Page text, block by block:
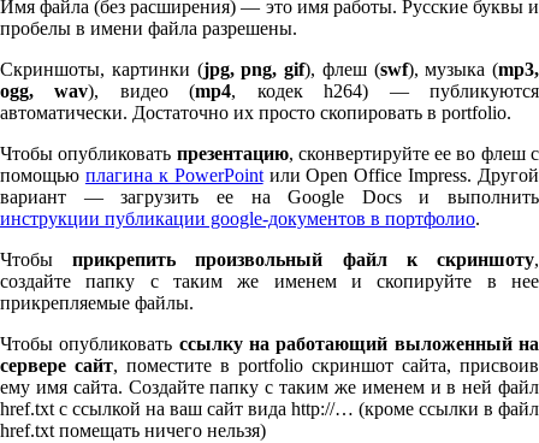
Имя файла (без расширения) — это имя работы. Русские буквы и
пробелы в имени файла разрешены.
Скриншоты, картинки (jpg, png, gif), флеш (swf), музыка (mp3,
ogg, wav), видео (mp4, кодек h264) — публикуются
автоматически. Достаточно их просто скопировать в port­fo­lio.
Чтобы опубликовать презентацию, сконвертируйте ее во флеш с
помощью плагина к Pow­er­Pointили Open Office Impress. Другой
вариант — загрузить ее на Google Docs и выполнить
инструкции публикации google-документов в портфолио.
Чтобыприкрепить произвольный файл к скриншоту,
создайте папку с таким же именем и скопируйте в нее
прикрепляемые файлы.
Чтобы опубликовать ссылку на работающий выложенный на
сервере сайт, поместите в port­fo­lio скриншот сайта, присвоив
ему имя сайта. Создайте папку с таким же именем и в ней файл
href.txt с ссылкой на ваш сайт вида http://… (кроме ссылки в файл
href.txt помещать ничего нельзя)